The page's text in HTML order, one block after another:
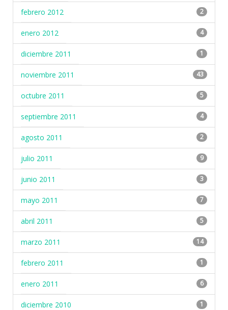
febrero 2012 2
enero 2012 4
diciembre 2011 1
noviembre 2011 43
octubre 2011 5
septiembre 2011 4
agosto 2011 2
julio 2011 9
junio 2011 3
mayo 2011 7
abril 2011 5
marzo 2011 14
febrero 2011 1
enero 2011 6
diciembre 2010 1